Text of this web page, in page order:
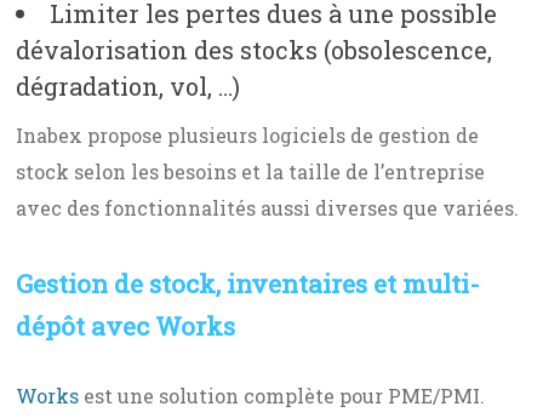
Limiter les pertes dues à une possible
dévalorisation des stocks (obsolescence,
dégradation, vol, …)
Inabex propose plusieurs logiciels de gestion de
stock selon les besoins et la taille de l’entreprise
avec des fonctionnalités aussi diverses que variées.
Gestion de stock, inventaires et multi-
dépôt avec Works
Works est une solution complète pour PME/PMI.